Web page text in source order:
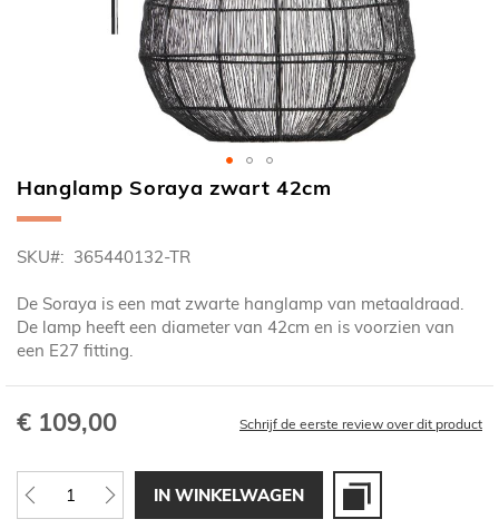
Ga
naar
begin
de
afbeeldingen-
gallerij
Hanglamp Soraya zwart 42cm
SKU 365440132-TR
De Soraya is een mat zwarte hanglamp van metaaldraad.
De lamp heeft een diameter van 42cm en is voorzien van
een E27 fitting.
€ 109,00 Schrijf de eerste review over dit product
IN WINKELWAGEN